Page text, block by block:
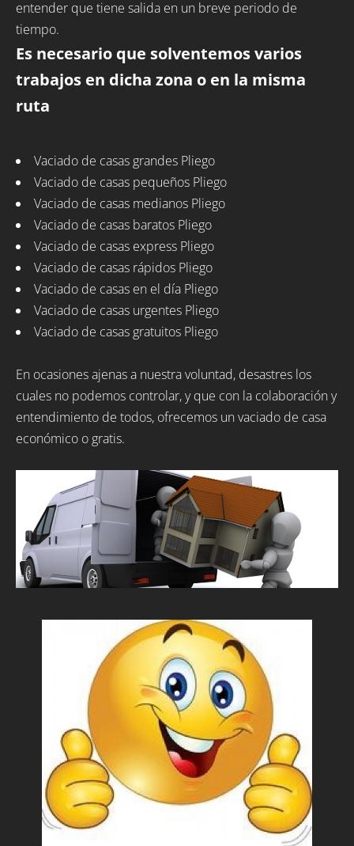
entender que tiene salida en un breve periodo de
tiempo.
Es necesario que solventemos varios
trabajos en dicha zona o en la misma
ruta
Vaciado de casas grandes Pliego
Vaciado de casas pequeños Pliego
Vaciado de casas medianos Pliego
Vaciado de casas baratos Pliego
Vaciado de casas express Pliego
Vaciado de casas rápidos Pliego
Vaciado de casas en el día Pliego
Vaciado de casas urgentes Pliego
Vaciado de casas gratuitos Pliego
En ocasiones ajenas a nuestra voluntad, desastres los
cuales no podemos controlar, y que con la colaboración y
entendimiento de todos, ofrecemos un vaciado de casa
económico o gratis.